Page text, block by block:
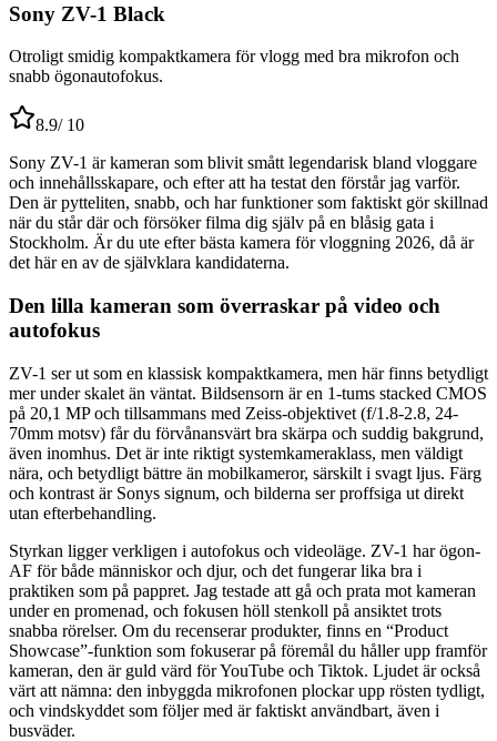
Sony ZV-1 Black
Otroligt smidig kompaktkamera för vlogg med bra mikrofon och
snabb ögonautofokus.
8.9/ 10
Sony ZV-1 är kameran som blivit smått legendarisk bland vloggare
och innehållsskapare, och efter att ha testat den förstår jag varför.
Den är pytteliten, snabb, och har funktioner som faktiskt gör skillnad
när du står där och försöker filma dig själv på en blåsig gata i
Stockholm. Är du ute efter bästa kamera för vloggning 2026, då är
det här en av de självklara kandidaterna.
Den lilla kameran som överraskar på video och
autofokus
ZV-1 ser ut som en klassisk kompaktkamera, men här finns betydligt
mer under skalet än väntat. Bildsensorn är en 1-tums stacked CMOS
på 20,1 MP och tillsammans med Zeiss-objektivet (f/1.8-2.8, 24-
70mm motsv) får du förvånansvärt bra skärpa och suddig bakgrund,
även inomhus. Det är inte riktigt systemkameraklass, men väldigt
nära, och betydligt bättre än mobilkameror, särskilt i svagt ljus. Färg
och kontrast är Sonys signum, och bilderna ser proffsiga ut direkt
utan efterbehandling.
Styrkan ligger verkligen i autofokus och videoläge. ZV-1 har ögon-
AF för både människor och djur, och det fungerar lika bra i
praktiken som på pappret. Jag testade att gå och prata mot kameran
under en promenad, och fokusen höll stenkoll på ansiktet trots
snabba rörelser. Om du recenserar produkter, finns en “Product
Showcase”-funktion som fokuserar på föremål du håller upp framför
kameran, den är guld värd för YouTube och Tiktok. Ljudet är också
värt att nämna: den inbyggda mikrofonen plockar upp rösten tydligt,
och vindskyddet som följer med är faktiskt användbart, även i
busväder.